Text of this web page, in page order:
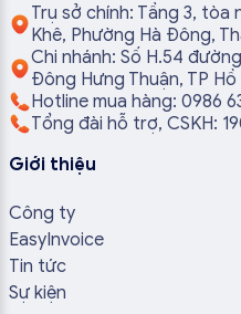
Trụ sở chính: Tầng 3, tòa
Khê, Phường Hà Đông,
Chi nhánh: Số H.54
Đông Hưng Thuận, TP Hồ
Hotline mua hàng: 0986
Tổng đài hỗ trợ, CSKH:
Giới thiệu
Công ty
EasyInvoice
Tin tức
Sự kiện